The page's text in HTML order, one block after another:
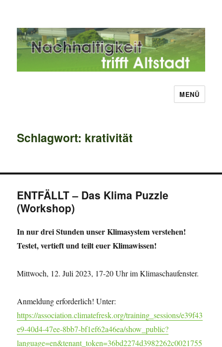
MENÜ
Schlagwort: krativität
ENTFÄLLT – Das Klima Puzzle
(Workshop)
In nur drei Stunden unser Klimasystem verstehen!
Testet, vertieft und teilt euer Klimawissen!
Mittwoch, 12. Juli 2023, 17-20 Uhr im Klimaschaufenster.
Anmeldung erforderlich! Unter:
https://association.climatefresk.org/training_sessions/e39f43
e9-40d4-47ee-8bb7-bf1ef62a46ea/show_public?
language=en&tenant_token=36bd2274d3982262c0021755